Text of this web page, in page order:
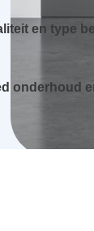
en type
onderhoud